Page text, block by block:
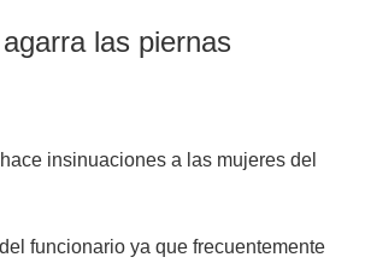
las piernas
insinuaciones a las mujeres del
funcionario ya que frecuentemente